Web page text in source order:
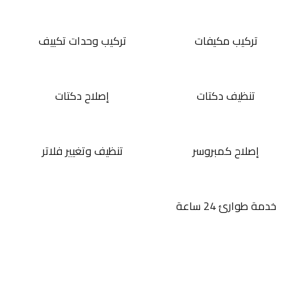
تركيب مكيفات تركيب وحدات تكييف
تنظيف دكتات إصلاح دكتات
إصلاح كمبروسر تنظيف وتغيير فلاتر
خدمة طوارئ 24 ساعة